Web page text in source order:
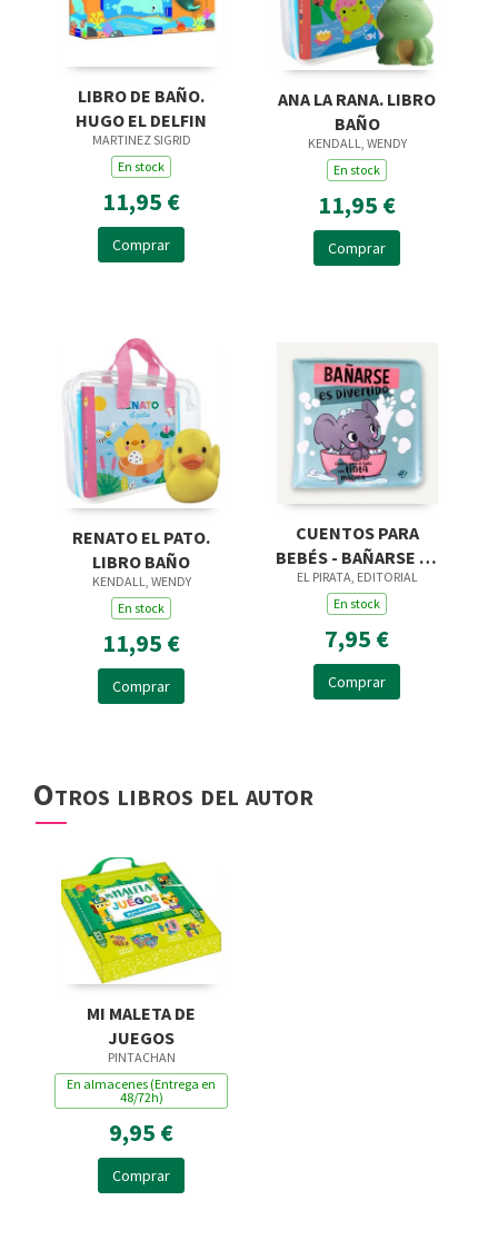
LIBRO DE BAÑO.
HUGO EL DELFIN
MARTINEZ SIGRID
En stock
11,95 €
Comprar
ANA LA RANA. LIBRO
BAÑO
KENDALL, WENDY
En stock
11,95 €
Comprar
RENATO EL PATO.
LIBRO BAÑO
KENDALL, WENDY
En stock
11,95 €
Comprar
CUENTOS PARA
BEBÉS - BAÑARSE ES
DIVERTIDO
EL PIRATA, EDITORIAL
En stock
7,95 €
Comprar
Otros libros del autor
MI MALETA DE
JUEGOS
PINTACHAN
En almacenes (Entrega en
48/72h)
9,95 €
Comprar